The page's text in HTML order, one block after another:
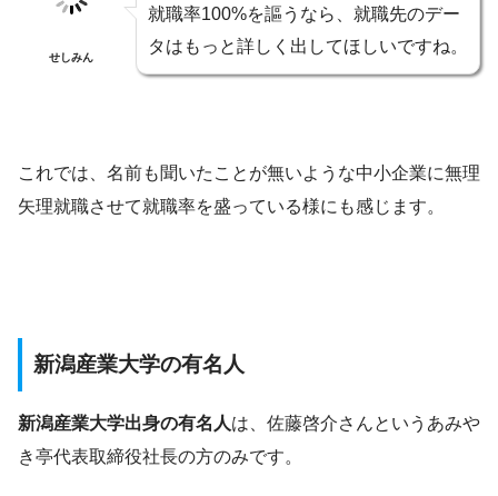
せしみん
就職率100%を謳うなら、就職先のデー
タはもっと詳しく出してほしいですね。
これでは、名前も聞いたことが無いような中小企業に無理
矢理就職させて就職率を盛っている様にも感じます。
新潟産業大学の有名人
新潟産業大学出身の有名人は、 佐藤啓介さんという あみや
き亭代表取締役社長の方のみです。